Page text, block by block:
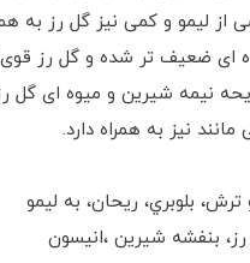
از لیمو و کمی نیز گل رز به
ای ضعیف تر شده و گل رز قوی
نیمه شیرین و میوه ای گل
نیز به همراه دارد.
ترش، بلوبري، ريحان، به ليمو
بنفشه شيرين ،انيسون